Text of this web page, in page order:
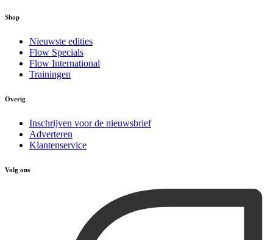
Shop
Nieuwste edities
Flow Specials
Flow International
Trainingen
Overig
Inschrijven voor de nieuwsbrief
Adverteren
Klantenservice
Volg ons